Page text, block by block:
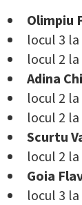
Olimpiu
locul 3
locul 2
Adina
locul 2
locul 2
Scurtu
locul 2
Goia
locul 3